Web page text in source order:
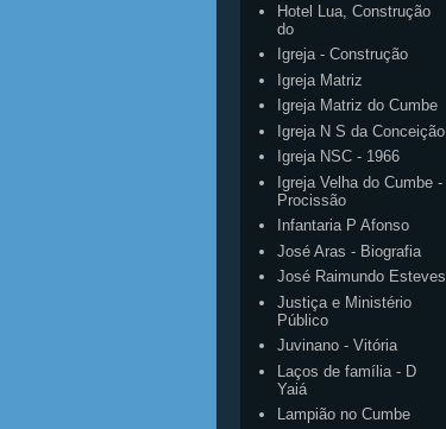
Hotel Lua, Construção
do
Igreja - Construção
Igreja Matriz
Igreja Matriz do Cumbe
Igreja N S da Conceição
Igreja NSC - 1966
Igreja Velha do Cumbe -
Procissão
Infantaria P Afonso
José Aras - Biografia
José Raimundo Esteves
Justiça e Ministério
Público
Juvinano - Vitória
Laços de família - D
Yaiá
Lampião no Cumbe